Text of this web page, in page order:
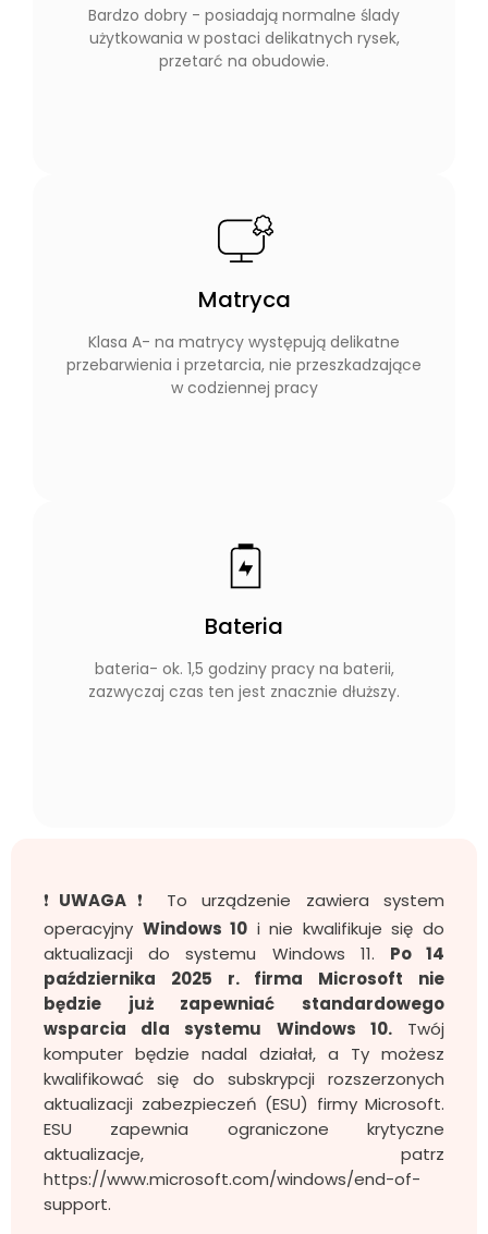
Bardzo dobry - posiadają normalne ślady
użytkowania w postaci delikatnych rysek,
przetarć na obudowie.
Matryca
Klasa A- na matrycy występują delikatne
przebarwienia i przetarcia, nie przeszkadzające
w codziennej pracy
Bateria
bateria- ok. 1,5 godziny pracy na baterii,
zazwyczaj czas ten jest znacznie dłuższy.
❗ UWAGA ❗ To urządzenie zawiera system
operacyjny Windows 10 i nie kwalifikuje się do
aktualizacji do systemu Windows 11. Po 14
października 2025 r. firma Microsoft nie
będzie już zapewniać standardowego
wsparcia dla systemu Windows 10.Twój
komputer będzie nadal działał, a Ty możesz
kwalifikować się do subskrypcji rozszerzonych
aktualizacji zabezpieczeń (ESU) firmy Microsoft.
ESU zapewnia ograniczone krytyczne
aktualizacje, patrz
https://www.microsoft.com/windows/end-of-
support.